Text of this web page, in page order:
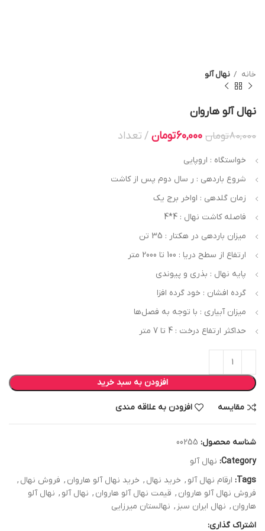
خانه نهال آلو
نهال آلو هاروان
80,000تومان 60,000تومان تعداد
خواستگاه : اروپایی
شروع باردهی : ر سال دوم پس از کاشت
زمان گلدهی : اواخر برج یک
فاصله کاشت نهال : 4*4
میزان باردهی در هکتار : 35 تن
ارتفاع از سطح دریا : 100 تا 2000 متر
پایه نهال : بذری و پیوندی
گرده افشان : خود گرده افزا
میزان آبیاری : با توجه به فصل‌ها
حداکثر ارتفاع درخت : 4 تا 7 متر
افزودن به سبد خرید
مقایسه افزودن به علاقه مندی
شناسه محصول: 00255
Category: نهال آلو
Tags: ارقام نهال آلو , خرید نهال , خرید نهال آلو هاروان , فروش نهال ,
فروش نهال آلو هاروان , قیمت نهال آلو هاروان , نهال آلو , نهال آلو
هاروان , نهال ایران سبز , نهالستان میرزایی
اشتراک گذاری: